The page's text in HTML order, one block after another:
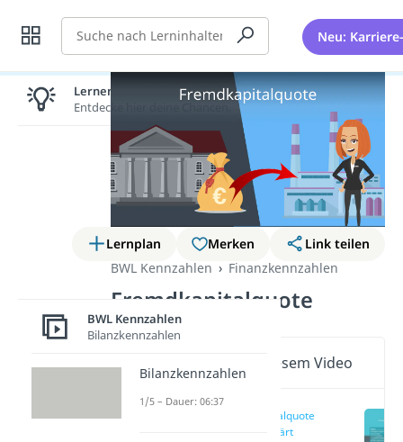
Suche Neu:
Lernplan Merken
Link teilen
BWL Kennzahlen
Finanzkennzahlen
Fremdkapitalquote
Wichtige Inhalte in diesem Video
Fremdkapitalquote
einfach erklärt
Lernen lohnt sich!
Entdecke hier deine Chancen.
BWL Kennzahlen
Bilanzkennzahlen
Bilanzkennzahlen
1/5 – Dauer: 06:37